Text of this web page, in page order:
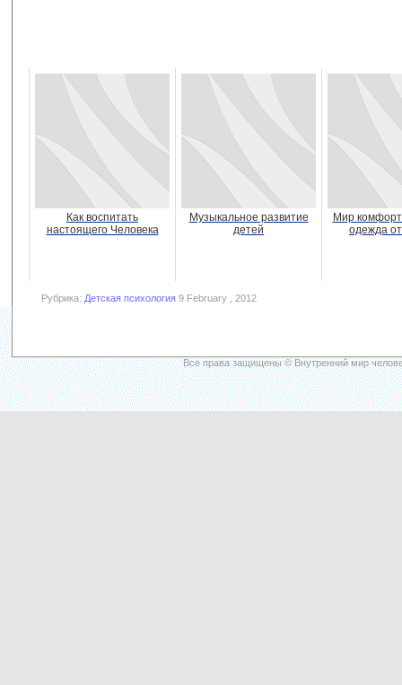
Как воспитать
настоящего Человека
Музыкальное развитие
детей
Мир
одежда
Рубрика: Детская психология 9 February , 2012
Все права защищены © Внутренний мир